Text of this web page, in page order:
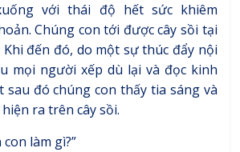
với thái độ hết sức khiêm
Chúng con tới được cây sồi tại
Khi đến đó, do một sự thúc đẩy nội
mọi người xếp dù lại và đọc kinh
sau đó chúng con thấy tia sáng và
ra trên cây sồi.
làm gì?”